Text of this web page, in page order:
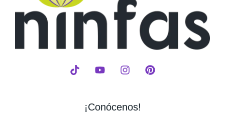
¡Conócenos!